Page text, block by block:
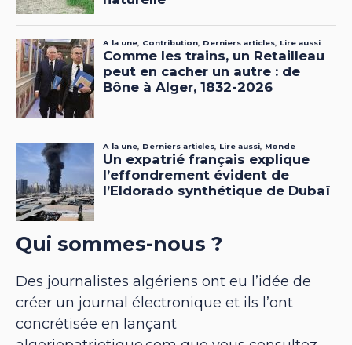
Qui sommes-nous ?
Des journalistes algériens ont eu l’idée de
créer un journal électronique et ils l’ont
concrétisée en lançant